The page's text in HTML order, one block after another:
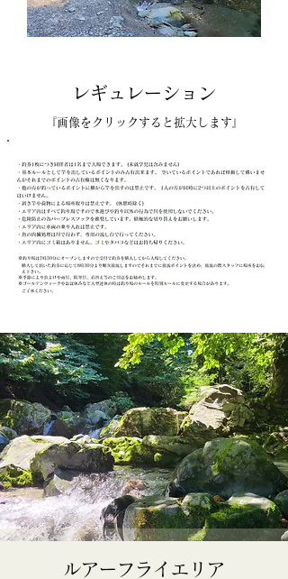
レギュレーション
『画像をクリックすると拡大します』
ルアーフライエリア